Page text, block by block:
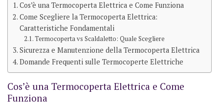
Cos’è una Termocoperta Elettrica e Come Funziona
Come Scegliere la Termocoperta Elettrica:
Caratteristiche Fondamentali
Termocoperta vs Scaldaletto: Quale Scegliere
Sicurezza e Manutenzione della Termocoperta Elettrica
Domande Frequenti sulle Termocoperte Elettriche
Cos’è una Termocoperta Elettrica e Come
Funziona